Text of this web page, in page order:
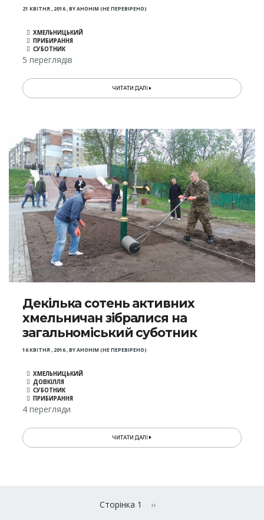
21 КВІТНЯ , 2016,BYАНОНІМ (НЕ ПЕРЕВІРЕНО)
ХМЕЛЬНИЦЬКИЙ
ПРИБИРАННЯ
СУБОТНИК
5 переглядів
ЧИТАТИ ДАЛІ
Декілька сотень активних
хмельничан зібралися на
загальноміський суботник
16 КВІТНЯ , 2016,BYАНОНІМ (НЕ ПЕРЕВІРЕНО)
ХМЕЛЬНИЦЬКИЙ
ДОВКІЛЛЯ
СУБОТНИК
ПРИБИРАННЯ
4 перегляди
ЧИТАТИ ДАЛІ
Сторінка 1 Наступна сторінка
››